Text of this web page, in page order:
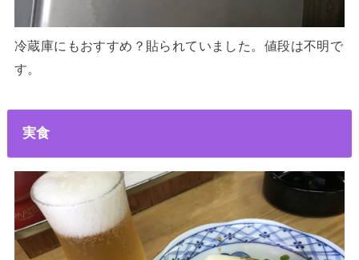
冷蔵庫にもおすすめ？貼られていました。値段は不明で
す。
実食